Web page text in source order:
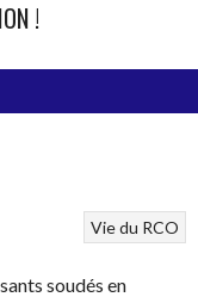
!
Vie du RCO
soudés en